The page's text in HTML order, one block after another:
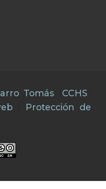
Tomás CCHS
|
Protección de